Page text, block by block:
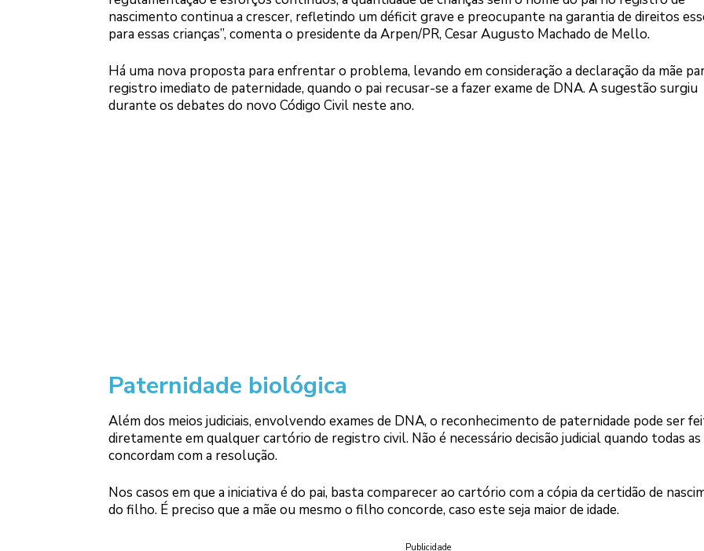
nascimento continua a crescer, refletindo um déficit grave e preocupante na garantia de direitos
para essas crianças”, comenta o presidente da Arpen/PR, Cesar Augusto Machado de Mello.
Há uma nova proposta para enfrentar o problema, levando em consideração a declaração da mãe
registro imediato de paternidade, quando o pai recusar-se a fazer exame de DNA. A sugestão surgiu
durante os debates do novo Código Civil neste ano.
Paternidade biológica
Além dos meios judiciais, envolvendo exames de DNA, o reconhecimento de paternidade pode ser
diretamente em qualquer cartório de registro civil. Não é necessário decisão judicial quando todas
concordam com a resolução.
Nos casos em que a iniciativa é do pai, basta comparecer ao cartório com a cópia da certidão de
do filho. É preciso que a mãe ou mesmo o filho concorde, caso este seja maior de idade.
Publicidade